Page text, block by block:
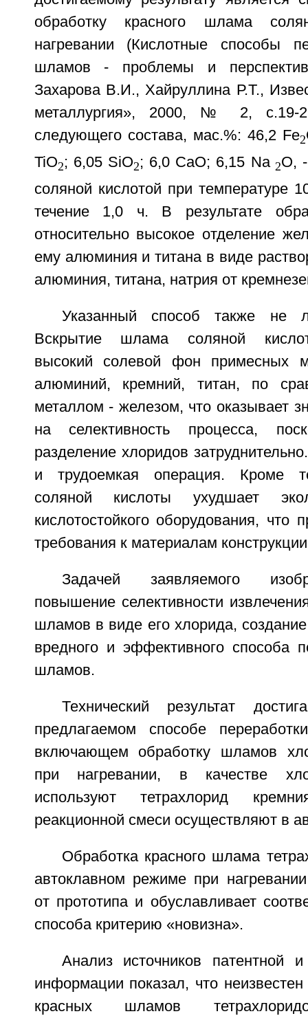
обработку красного шлама
нагревании (Кислотные способы
шламов - проблемы и
Захарова В.И., Хайруллина Р.Т.,
металлургия», 2000, № 2, с.19-
следующего состава, мас.%: 46,2 Fe2
TiO2; 6,05 SiO2; 6,0 CaO; 6,15 Na2O,
соляной кислотой при температуре
течение 1,0 ч. В результате
относительно высокое отделение
ему алюминия и титана в виде
алюминия, титана, натрия от
Указанный способ также не
Вскрытие шлама соляной
высокий солевой фон примесных
алюминий, кремний, титан, по
металлом - железом, что оказывает
на селективность процесса,
разделение хлоридов
и трудоемкая операция. Кроме
соляной кислоты ухудшает
кислотостойкого оборудования, что
требования к материалам
Задачей заявляемого
повышение селективности
шламов в виде его хлорида,
вредного и эффективного способа
шламов.
Технический результат
предлагаемом способе
включающем обработку шламов
при нагревании, в качестве
используют тетрахлорид
реакционной смеси осуществляют в
Обработка красного шлама
автоклавном режиме при
от прототипа и обуславливает
способа критерию «новизна».
Анализ источников патентной и
информации показал, что
красных шламов